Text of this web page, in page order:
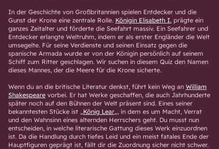
In der Geschichte von Großbritannien spielen Entdecker und die
Gunst der Krone eine zentrale Rolle. Königin Elisabeth I. prägte ein
ganzes Zeitalter und förderte die Seefahrt massiv. Ein Seefahrer und
Entdecker erlangte Weltruhm, indem er als erster Engländer die Welt
umsegelte. Für seine Verdienste und seinen Einsatz gegen die
spanische Armada wurde er von der Königin persönlich auf seinem
Schiff zum Ritter geschlagen. Wir suchen in diesem Quiz den Namen
dieses Mannes, der die Meere für die Krone sicherte.
Wenn du an die britische Literatur denkst, führt kein Weg an William
Shakespearevorbei. Er hat Werke geschaffen, die auch Jahrhunderte
später noch auf den Bühnen der Welt präsent sind. Eines seiner
bekanntesten Stücke ist „König Lear„, in dem es um Macht, Verrat
und den Wahnsinn eines alternden Herrschers geht. Du musst nun
entscheiden, in welche literarische Gattung dieses Werk einzuordnen
ist. Da die Handlung durch tiefes Leid und ein meist fatales Ende der
Hauptfiguren geprägt ist, fällt dir die Zuordnung sicher nicht schwer.